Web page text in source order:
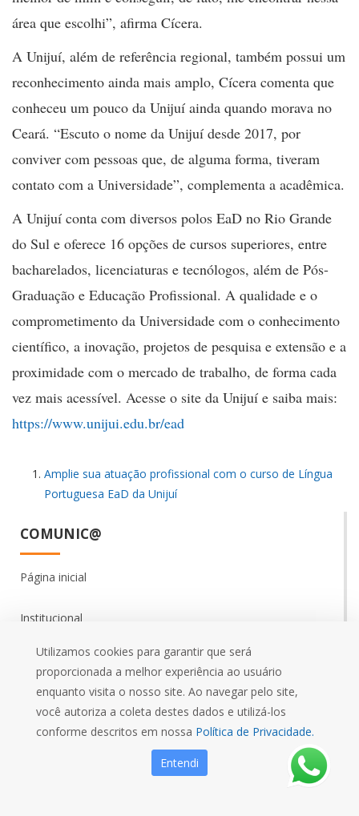
área que escolhi”, afirma Cícera.
A Unijuí, além de referência regional, também possui um
reconhecimento ainda mais amplo, Cícera comenta que
conheceu um pouco da Unijuí ainda quando morava no
Ceará. “Escuto o nome da Unijuí desde 2017, por
conviver com pessoas que, de alguma forma, tiveram
contato com a Universidade”, complementa a acadêmica.
A Unijuí conta com diversos polos EaD no Rio Grande
do Sul e oferece 16 opções de cursos superiores, entre
bacharelados, licenciaturas e tecnólogos, além de Pós-
Graduação e Educação Profissional. A qualidade e o
comprometimento da Universidade com o conhecimento
científico, a inovação, projetos de pesquisa e extensão e a
proximidade com o mercado de trabalho, de forma cada
vez mais acessível. Acesse o site da Unijuí e saiba mais:
https://www.unijui.edu.br/ead
Amplie sua atuação profissional com o curso de Língua
Portuguesa EaD da Unijuí
COMUNIC@
Página inicial
Institucional
Ensino
Pesquisa
Extensão
Utilizamos cookies para garantir que será
proporcionada a melhor experiência ao usuário
enquanto visita o nosso site. Ao navegar pelo site,
você autoriza a coleta destes dados e utilizá-los
conforme descritos em nossa Política de Privacidade.
Entendi